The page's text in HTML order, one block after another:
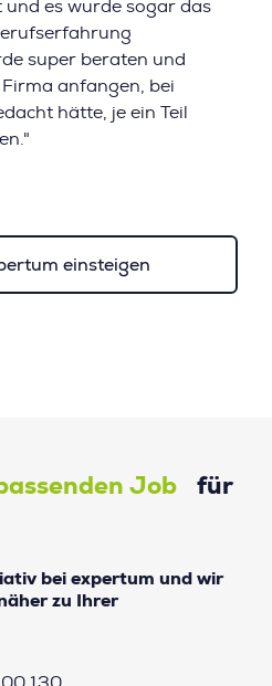
und es wurde sogar das
super beraten und
anfangen, bei
hätte, je ein Teil
einsteigen
Job für
bei expertum und wir
zu Ihrer